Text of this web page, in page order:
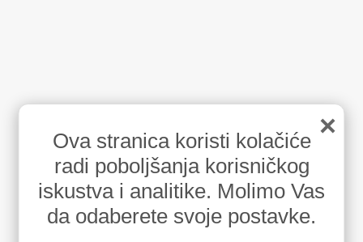
×
Ova stranica koristi kolačiće
radi poboljšanja korisničkog
iskustva i analitike. Molimo Vas
da odaberete svoje postavke.